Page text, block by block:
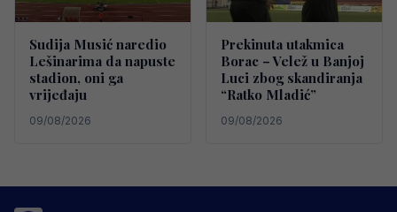
Sudija Musić naredio
Lešinarima da napuste
stadion, oni ga
vrijeđaju
09/08/2026
Prekinuta utakmica
Borac – Velež u Banjoj
Luci zbog skandiranja
“Ratko Mladić”
09/08/2026